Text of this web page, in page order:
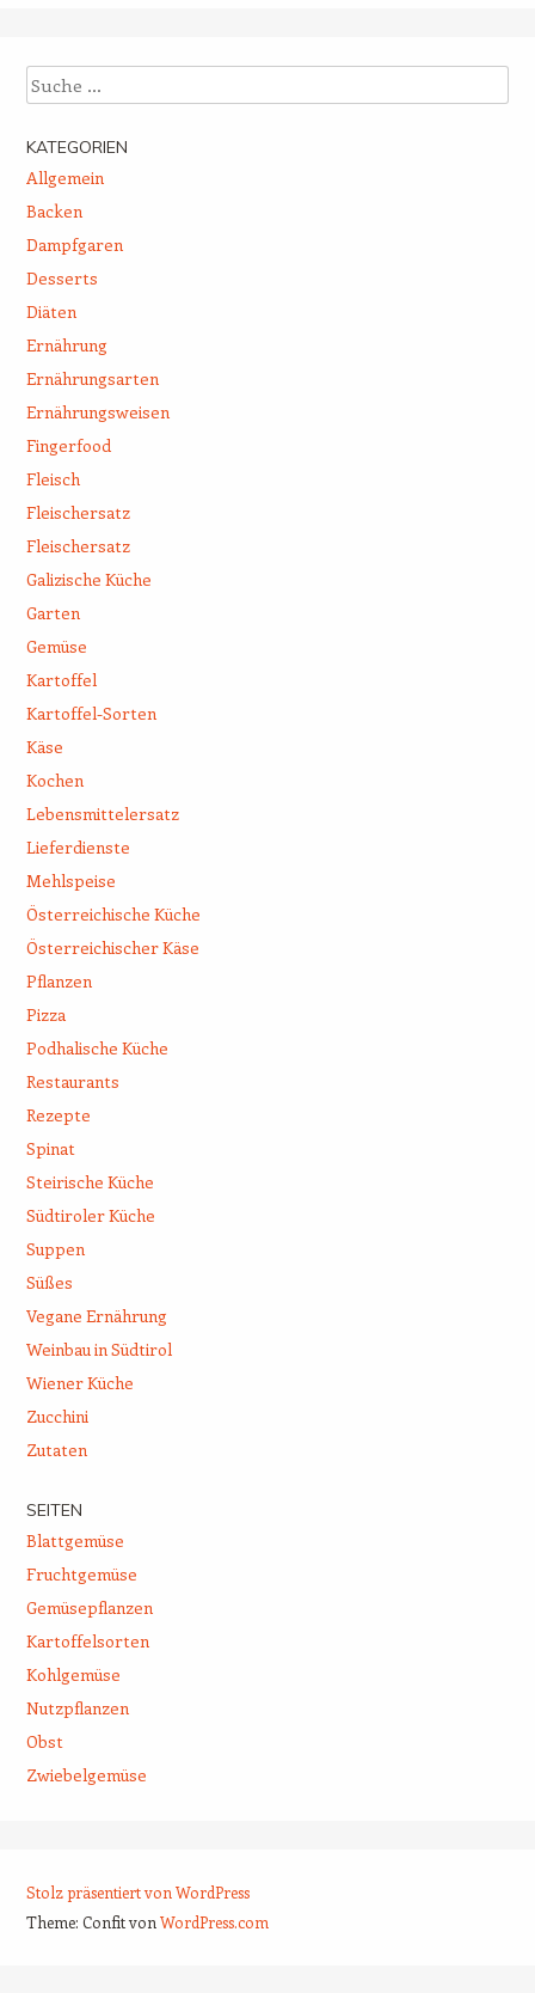
Suche
KATEGORIEN
Allgemein
Backen
Dampfgaren
Desserts
Diäten
Ernährung
Ernährungsarten
Ernährungsweisen
Fingerfood
Fleisch
Fleischersatz
Fleischersatz
Galizische Küche
Garten
Gemüse
Kartoffel
Kartoffel-Sorten
Käse
Kochen
Lebensmittelersatz
Lieferdienste
Mehlspeise
Österreichische Küche
Österreichischer Käse
Pflanzen
Pizza
Podhalische Küche
Restaurants
Rezepte
Spinat
Steirische Küche
Südtiroler Küche
Suppen
Süßes
Vegane Ernährung
Weinbau in Südtirol
Wiener Küche
Zucchini
Zutaten
SEITEN
Blattgemüse
Fruchtgemüse
Gemüsepflanzen
Kartoffelsorten
Kohlgemüse
Nutzpflanzen
Obst
Zwiebelgemüse
Stolz präsentiert von WordPress
Theme: Confit von WordPress.com